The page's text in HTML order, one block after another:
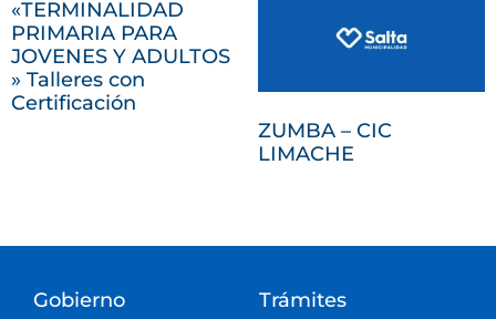
«TERMINALIDAD
PRIMARIA PARA
JOVENES Y ADULTOS
» Talleres con
Certificación
ZUMBA – CIC
LIMACHE
Gobierno Trámites